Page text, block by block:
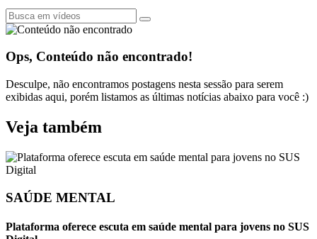
Ops, Conteúdo não encontrado!
Desculpe, não encontramos postagens nesta sessão para serem
exibidas aqui, porém listamos as últimas notícias abaixo para você :)
Veja também
SAÚDE MENTAL
Plataforma oferece escuta em saúde mental para jovens no SUS